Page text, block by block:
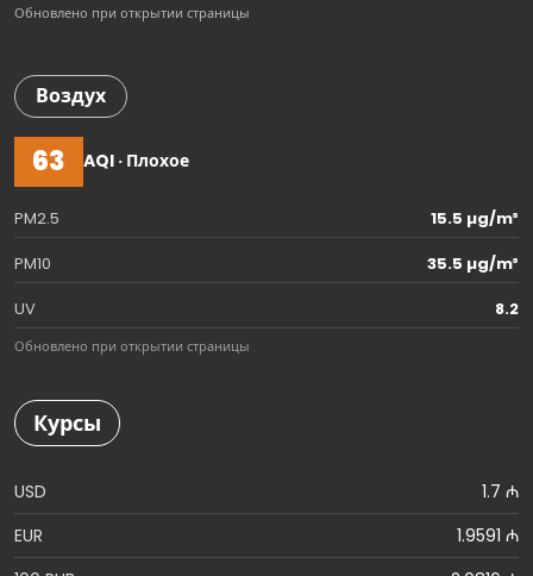
Обновлено при открытии страницы
Воздух
63 AQI · Плохое
PM2.5
15.5 µg/m³
PM10
35.5 µg/m³
UV
8.2
Обновлено при открытии страницы
Курсы
USD
1.7 ₼
EUR
1.9591 ₼